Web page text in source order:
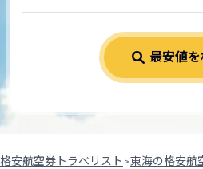
最安値
格安航空券トラベリスト >東海の格安航